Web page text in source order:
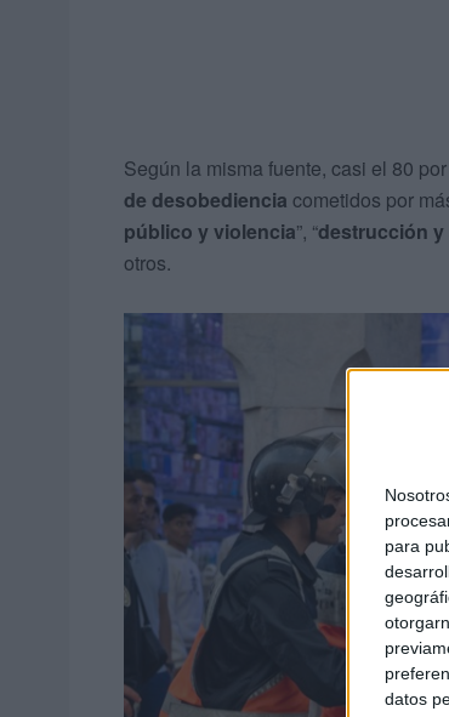
para
datos
Según la misma fuente, casi el 80
de desobediencia cometidos por
público y violencia”, “destrucción y
otros.